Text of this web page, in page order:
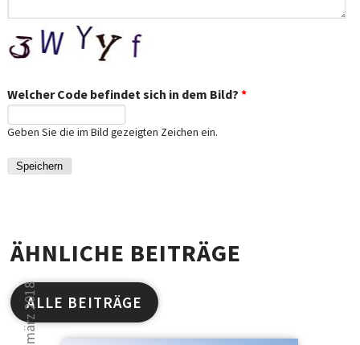
Welcher Code befindet sich in dem Bild? *
Geben Sie die im Bild gezeigten Zeichen ein.
ÄHNLICHE BEITRÄGE
ALLE BEITRÄGE
22. märz 2018 Studien